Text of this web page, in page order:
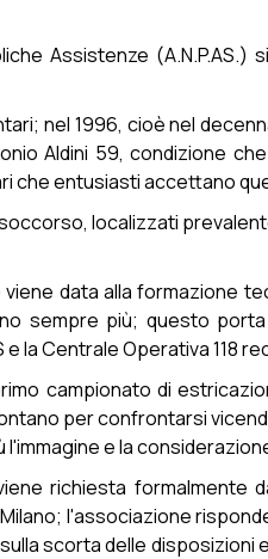
Assistenze
nel 1996, cioè nel
Aldini 59, condizione
che entusiasti accettano
localizzati
data alla formazione
sempre più; questo
e la Centrale Operativa 118
campionato di
per confrontarsi
e la
richiesta
l'associazione
scorta delle